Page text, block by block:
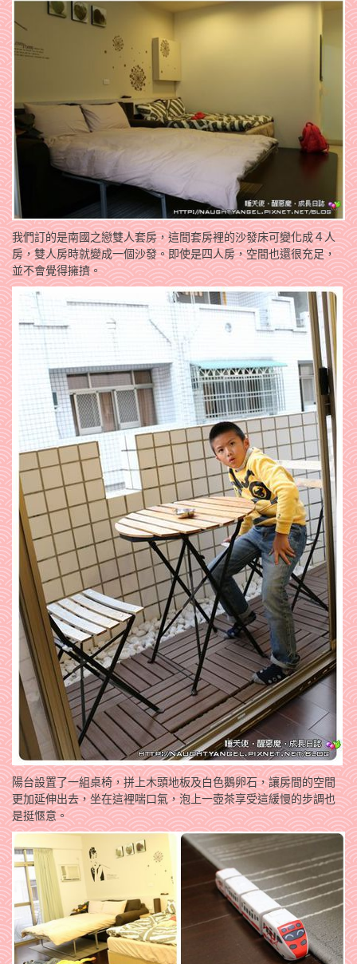
我們訂的是南國之戀雙人套房，這間套房裡的沙發床可變化成４人
房，雙人房時就變成一個沙發。即使是四人房，空間也還很充足，
並不會覺得擁擠。
陽台設置了一組桌椅，拼上木頭地板及白色鵝卵石，讓房間的空間
更加延伸出去，坐在這裡喘口氣，泡上一壺茶享受這緩慢的步調也
是挺愜意。